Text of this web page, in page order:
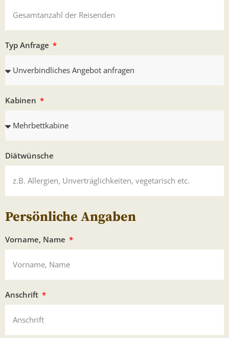
Typ Anfrage
Kabinen
Diätwünsche
Persönliche Angaben
Vorname, Name
Anschrift